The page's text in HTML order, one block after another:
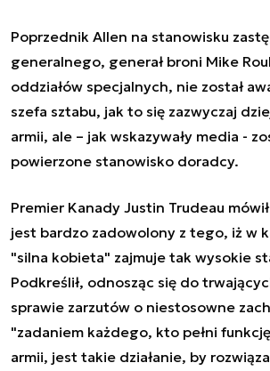
Poprzednik Allen na stanowisku
generalnego, generał broni Mike
oddziałów specjalnych, nie został
szefa sztabu, jak to się zazwyczaj
armii, ale – jak wskazywały media -
powierzone stanowisko doradcy.
Premier Kanady Justin Trudeau
jest bardzo zadowolony z tego, iż w
"silna kobieta" zajmuje tak wysokie
Podkreślił, odnosząc się do
sprawie zarzutów o niestosowne
"zadaniem każdego, kto pełni
armii, jest takie działanie, by